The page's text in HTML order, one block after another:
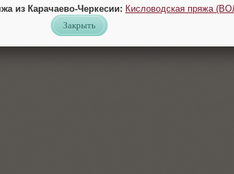
из Карачаево-Черкесии: Кисловодская пряжа
Закрыть